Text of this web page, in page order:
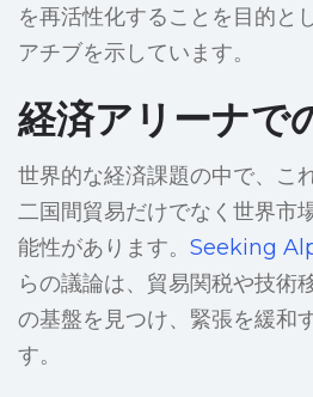
を再活性化することを目的と
アチブを示しています。
経済アリーナで
世界的な経済課題の中で、こ
二国間貿易だけでなく世界市
能性があります。 Seeking
らの議論は、貿易関税や技術
の基盤を見つけ、緊張を緩和
す。